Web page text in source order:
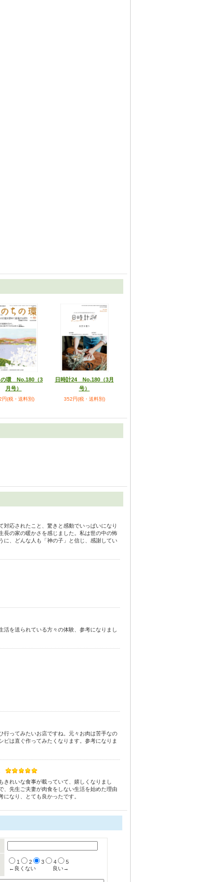
の環 No.180（3
月号）
円(税・送料別)
日時計24 No.180（3月
号）
352円(税・送料別)
応されたこと、驚きと感動でいっぱいになり
長の家の暖かさを感じました。私は世の中の怖
に、どんな人も「神の子」と信じ、感謝してい
を送られている方々の体験、参考になりまし
行ってみたいお店ですね。元々お肉は苦手なの
は直ぐ作ってみたくなります。参考になりま
れいな食事が載っていて、嬉しくなりまし
、先生ご夫妻が肉食をしない生活を始めた理由
なり、とても良かったです。
1 2 3 4
5
←良くない
良い→